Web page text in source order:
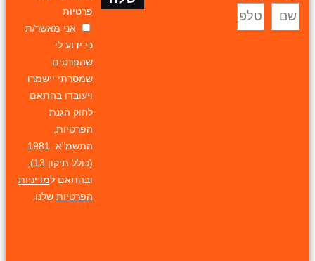
פרטיות
אני מאשר/ת
כי ידוע לי
שהפרטים
שמסרתי יישמרו
ויעובדו בהתאם
לחוק הגנת
הפרטיות,
התשמ"א–1981
(כולל תיקון 13),
ובהתאם למדיניות
הפרטיות שלנו.